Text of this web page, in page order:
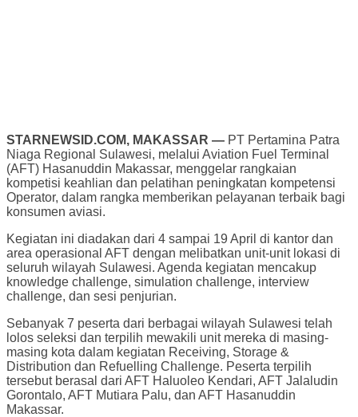
STARNEWSID.COM, MAKASSAR — PT Pertamina Patra
Niaga Regional Sulawesi, melalui Aviation Fuel Terminal
(AFT) Hasanuddin Makassar, menggelar rangkaian
kompetisi keahlian dan pelatihan peningkatan kompetensi
Operator, dalam rangka memberikan pelayanan terbaik bagi
konsumen aviasi.
Kegiatan ini diadakan dari 4 sampai 19 April di kantor dan
area operasional AFT dengan melibatkan unit-unit lokasi di
seluruh wilayah Sulawesi. Agenda kegiatan mencakup
knowledge challenge, simulation challenge, interview
challenge, dan sesi penjurian.
Sebanyak 7 peserta dari berbagai wilayah Sulawesi telah
lolos seleksi dan terpilih mewakili unit mereka di masing-
masing kota dalam kegiatan Receiving, Storage &
Distribution dan Refuelling Challenge. Peserta terpilih
tersebut berasal dari AFT Haluoleo Kendari, AFT Jalaludin
Gorontalo, AFT Mutiara Palu, dan AFT Hasanuddin
Makassar.